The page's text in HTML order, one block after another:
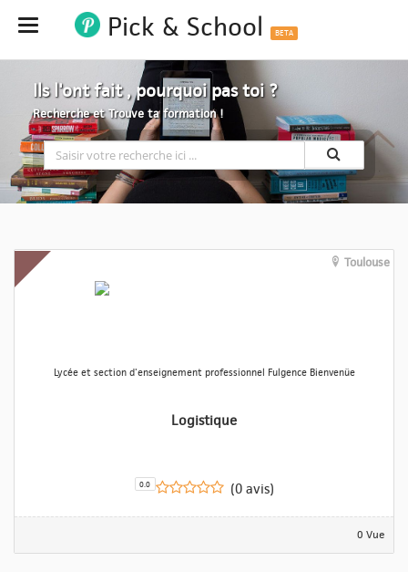
Hide Pick & School BETA
Ils l'ont fait , pourquoi pas toi ?
Recherche et Trouve ta formation !
Toulouse
Lycée et section d'enseignement professionnel Fulgence Bienvenüe
Logistique
0.0 (0 avis)
0 Vue